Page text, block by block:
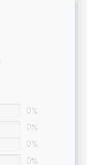
0%
0%
0%
0%